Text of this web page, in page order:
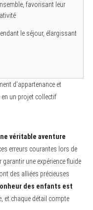
favorisant leur
le séjour, élargissant
d’appartenance et
un projet collectif
véritable aventure
erreurs courantes lors de
une expérience fluide
des alliées précieuses
des enfants est
et chaque détail compte